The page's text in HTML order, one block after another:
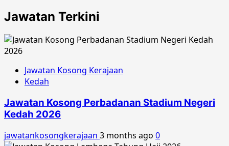
Jawatan Terkini
Jawatan Kosong Kerajaan
Kedah
Jawatan Kosong Perbadanan Stadium Negeri
Kedah 2026
jawatankosongkerajaan 3 months ago 0